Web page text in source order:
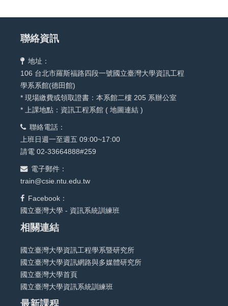
聯絡資訊
地址：
106 台北市羅斯福路四段一號國立臺灣大學資訊工程
學系系館(德田館)
* 現場繳費或領取證書：本系館二樓 205 系辦公室
* 上課地點：資訊工程系館 ( 地圖連結 )
聯絡電話：
上班日週一至週五 09:00~17:00
請電 02-33664888#259
電子郵件：
train@csie.ntu.edu.tw
Facebook：
國立臺灣大學 - 資訊系統訓練班
相關連結
國立臺灣大學資訊工程學系暨研究所
國立臺灣大學資訊網路與多媒體研究所
國立臺灣大學首頁
國立臺灣大學資訊系統訓練班
最新課程